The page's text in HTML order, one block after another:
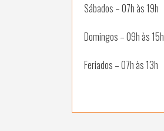
Sábados – 07h às 19h
Domingos – 09h às 15h
Feriados – 07h às 13h